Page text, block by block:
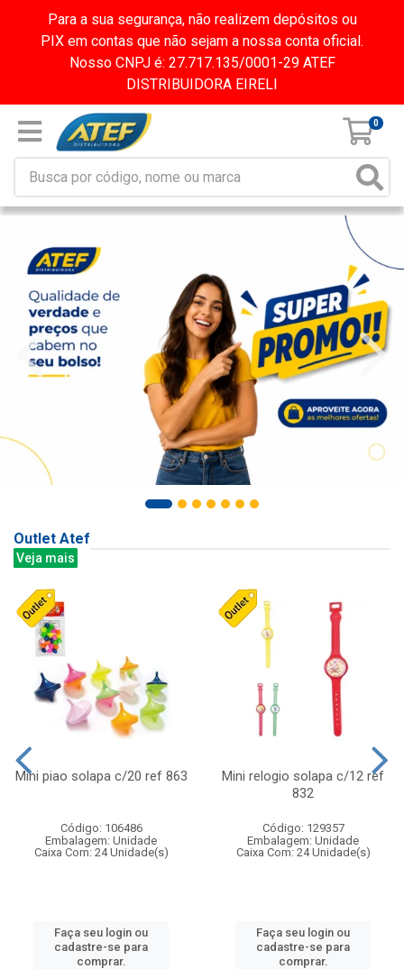
Para a sua segurança, não realizem depósitos ou
PIX em contas que não sejam a nossa conta oficial.
Nosso CNPJ é: 27.717.135/0001-29 ATEF
DISTRIBUIDORA EIRELI
0
Outlet Atef
Veja mais
Mini piao solapa c/20 ref 863
Código: 106486
Embalagem: Unidade
Caixa Com: 24 Unidade(s)
Faça seu login ou
cadastre-se para
comprar.
Mini relogio solapa c/12 ref
832
Código: 129357
Embalagem: Unidade
Caixa Com: 24 Unidade(s)
Faça seu login ou
cadastre-se para
comprar.